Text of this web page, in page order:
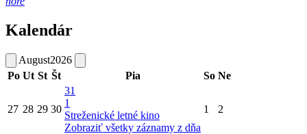
Kalendár
August2026
Po Ut St Št Pia So Ne
27 28 29 30
31
1
Streženické letné kino
Zobraziť všetky záznamy z dňa
1 2